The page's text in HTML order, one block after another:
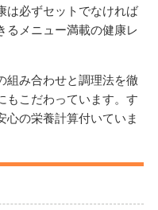
は必ずセットでなければ
るメニュー満載の健康レ
組み合わせと調理法を徹
もこだわっています。す
の栄養計算付いていま